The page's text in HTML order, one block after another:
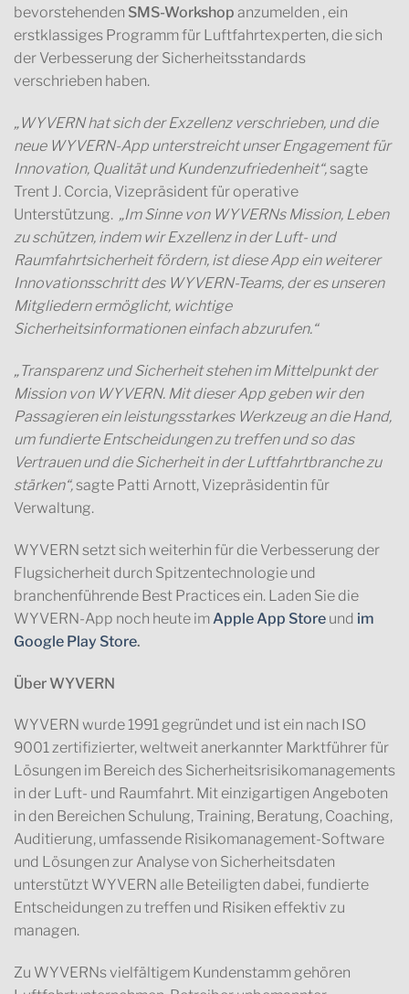
bevorstehenden SMS-Workshop anzumelden , ein
erstklassiges Programm für Luftfahrtexperten, die sich
der Verbesserung der Sicherheitsstandards
verschrieben haben.
„WYVERN hat sich der Exzellenz verschrieben, und die
neue WYVERN-App unterstreicht unser Engagement für
Innovation, Qualität und Kundenzufriedenheit“,sagte
Trent J. Corcia, Vizepräsident für operative
Unterstützung. „Im Sinne von WYVERNs Mission, Leben
zu schützen, indem wir Exzellenz in der Luft- und
Raumfahrtsicherheit fördern, ist diese App ein weiterer
Innovationsschritt des WYVERN-Teams, der es unseren
Mitgliedern ermöglicht, wichtige
Sicherheitsinformationen einfach abzurufen.“
„Transparenz und Sicherheit stehen im Mittelpunkt der
Mission von WYVERN. Mit dieser App geben wir den
Passagieren ein leistungsstarkes Werkzeug an die Hand,
um fundierte Entscheidungen zu treffen und so das
Vertrauen und die Sicherheit in der Luftfahrtbranche zu
stärken“,sagte Patti Arnott, Vizepräsidentin für
Verwaltung.
WYVERN setzt sich weiterhin für die Verbesserung der
Flugsicherheit durch Spitzentechnologie und
branchenführende Best Practices ein. Laden Sie die
WYVERN-App noch heute im Apple App Store und im
Google Play Store.
Über WYVERN
WYVERN wurde 1991 gegründet und ist ein nach ISO
9001 zertifizierter, weltweit anerkannter Marktführer für
Lösungen im Bereich des Sicherheitsrisikomanagements
in der Luft- und Raumfahrt. Mit einzigartigen Angeboten
in den Bereichen Schulung, Training, Beratung, Coaching,
Auditierung, umfassende Risikomanagement-Software
und Lösungen zur Analyse von Sicherheitsdaten
unterstützt WYVERN alle Beteiligten dabei, fundierte
Entscheidungen zu treffen und Risiken effektiv zu
managen.
Zu WYVERNs vielfältigem Kundenstamm gehören